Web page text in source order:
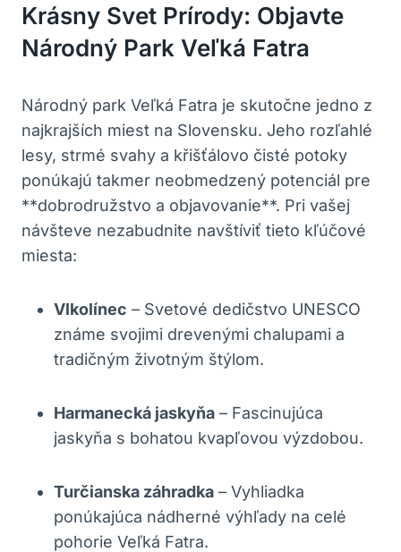
Krásny Svet Prírody: Objavte
⁤Národný⁤ Park⁣ Veľká Fatra
Národný park Veľká Fatra je skutočne jedno z
najkrajších miest na Slovensku. Jeho⁤ rozľahlé
lesy, strmé ⁤svahy a křišťálovo čisté potoky
ponúkajú takmer neobmedzený potenciál pre
**dobrodružstvo a objavovanie**. Pri vašej
návšteve nezabudnite navštíviť⁤ tieto kľúčové
miesta:
Vlkolínec – Svetové dedičstvo UNESCO
známe svojimi drevenými chalupami a
tradičným životným štýlom.
Harmanecká jaskyňa – Fascinujúca
jaskyňa s bohatou ‍kvapľovou výzdobou.
Turčianska záhradka – Vyhliadka
ponúkajúca nádherné výhľady na celé
pohorie Veľká Fatra.